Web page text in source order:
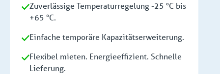
Zuverlässige Temperaturregelung -25 °C bis
+65 °C.
Einfache temporäre Kapazitätserweiterung.
Flexibel mieten. Energieeffizient. Schnelle
Lieferung.